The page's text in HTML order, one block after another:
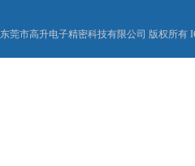
东莞市高升电子精密科技有限公司 版权所有